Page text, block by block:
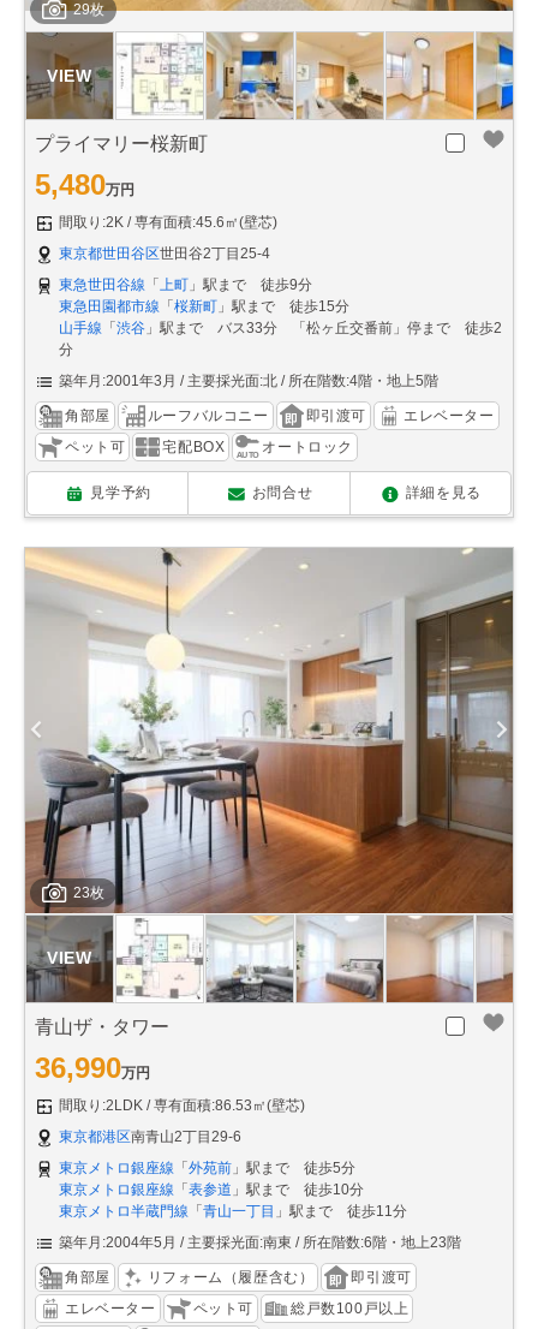
29枚
プライマリー桜新町
5,480万円
間取り:2K
専有面積:45.6㎡(壁芯)
東京都世田谷区世田谷2丁目25-4
東急世田谷線 「 上町 」駅まで 徒歩9分
東急田園都市線 「 桜新町 」駅まで 徒歩15分
山手線 「 渋谷 」駅まで バス33分 「松ヶ丘交番前」停まで 徒歩2
分
築年月:2001年3月
主要採光面:北 所在階数:4階・地上5階
角部屋 ルーフバルコニー 即引渡可
エレベーター
ペット可
宅配BOX オートロック
見学予約 お問合せ 詳細を見る
23枚
青山ザ・タワー
36,990万円
間取り:2LDK
専有面積:86.53㎡(壁芯)
東京都港区南青山2丁目29-6
東京メトロ銀座線 「外苑前 」駅まで 徒歩5分
東京メトロ銀座線 「表参道 」駅まで 徒歩10分
東京メトロ半蔵門線 「青山一丁目 」駅まで 徒歩11分
築年月:2004年5月
主要採光面:南東 所在階数:6階・地上23階
角部屋 リフォーム（履歴含む）
即引渡可
エレベーター
ペット可 総戸数100戸以上